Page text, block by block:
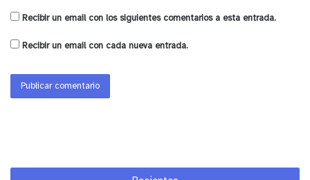
Recibir un email con los siguientes comentarios a esta entrada.
Recibir un email con cada nueva entrada.